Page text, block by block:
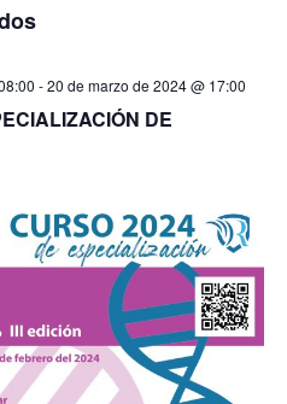
y
de
de
-20 de marzo de 2024 @ 17:00
DE